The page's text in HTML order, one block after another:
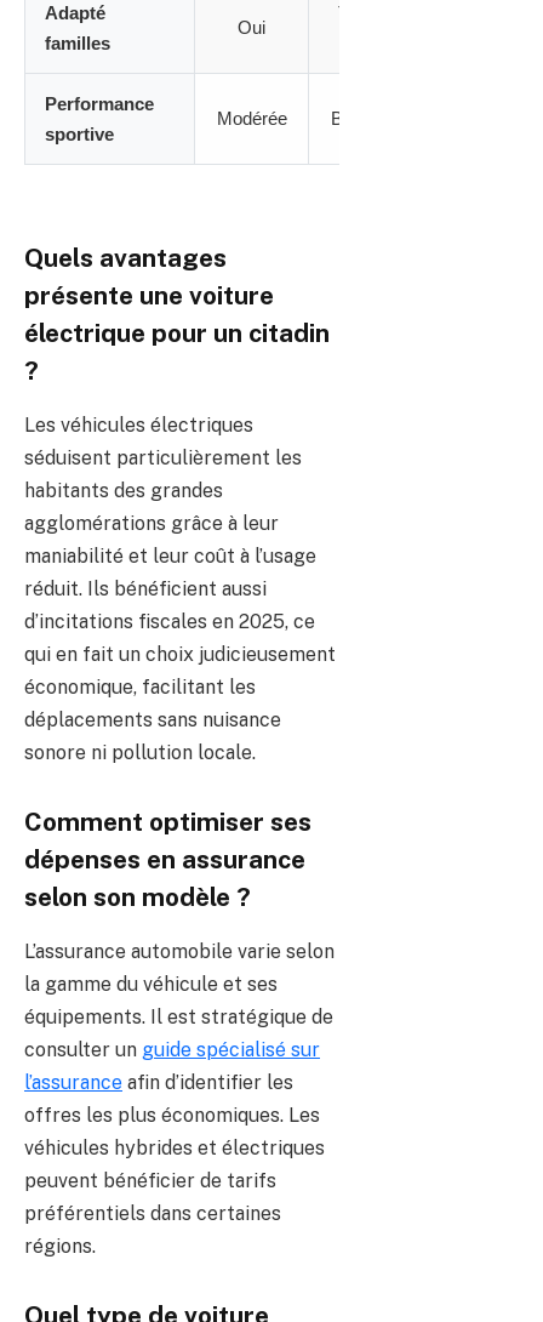
Adapté
familles
Oui
Très
Performance
sportive
Modérée Bonne
Quels avantages
présente une voiture
électrique pour un citadin
?
Les véhicules électriques
séduisent particulièrement les
habitants des grandes
agglomérations grâce à leur
maniabilité et leur coût à l’usage
réduit. Ils bénéficient aussi
d’incitations fiscales en 2025, ce
qui en fait un choix judicieusement
économique, facilitant les
déplacements sans nuisance
sonore ni pollution locale.
Comment optimiser ses
dépenses en assurance
selon son modèle ?
L’assurance automobile varie selon
la gamme du véhicule et ses
équipements. Il est stratégique de
consulter un guide spécialisé sur
l’assurance afin d’identifier les
offres les plus économiques. Les
véhicules hybrides et électriques
peuvent bénéficier de tarifs
préférentiels dans certaines
régions.
Quel type de voiture